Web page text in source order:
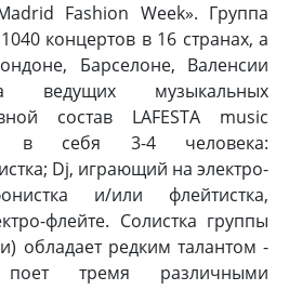
Fashion Week». Группа
концертов в 16 странах, а
Барселоне, Валенсии
ведущих музыкальных
состав LAFESTA music
в себя 3-4 человека:
Dj, играющий на электро-
и/или флейтистка,
флейте. Солистка группы
обладает редким талантом -
поет тремя различными